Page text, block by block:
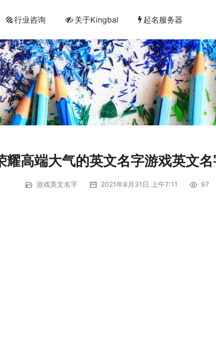
行业咨询 关于Kingbal 起名服务器
耀高端大气的英文名字游戏英文名
游戏英文名字 2021年8月31日 上午7:11 97